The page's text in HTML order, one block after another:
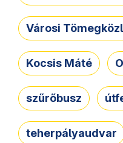
Városi
Kocsis Máté
szűrőbusz
teherpályaudvar